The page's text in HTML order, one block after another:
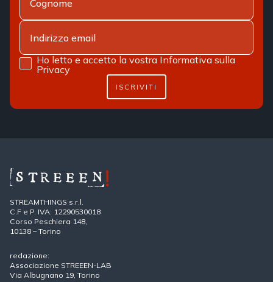
Ho letto e accetto la vostra Informativa sulla
Privacy
ISCRIVITI
STREAMTHINGS s.r.l.
C.F e P. IVA: 12290530018
Corso Peschiera 148,
10138 – Torino
redazione:
Associazione STREEEN-LAB
Via Albugnano 19, Torino